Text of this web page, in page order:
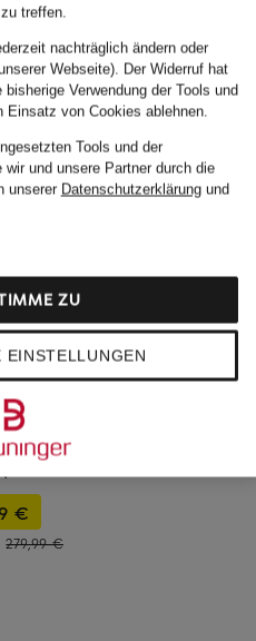
Jeans
€
279,99 €
treffen.
nachträglich ändern oder
Webseite). Der Widerruf hat
Verwendung der Tools und
Einsatz von Cookies ablehnen.
Tools und der
und unsere Partner durch die
unserer Datenschutzerklärungund
EINSTELLUNGEN
ZU